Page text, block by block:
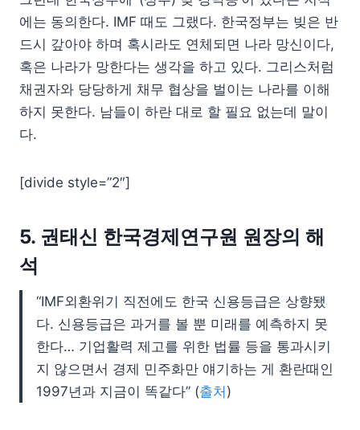
에는 동의한다. IMF 때도 그랬다. 한국정부는 빚은 반
드시 갚아야 하며 혹시라도 연체되면 나라 망신이다,
혹은 나라가 망한다는 생각을 하고 있다. 그리스처럼
채권자와 당당하게 채무 협상을 벌이는 나라를 이해
하지 못한다. 남들이 하란 대로 할 필요 없는데 말이
다.
[divide style=”2″]
5. 권태신 한국경제연구원 원장의 해
석
“IMF외환위기 직전에도 한국 신용등급은 상향됐
다. 신용등급은 과거를 볼 뿐 미래를 예측하지 못
한다… 기업활력 제고를 위한 법률 등을 통과시키
지 않으면서 경제 민주화만 얘기하는 게 환란때인
1997년과 지금이 똑같다” (출처 )